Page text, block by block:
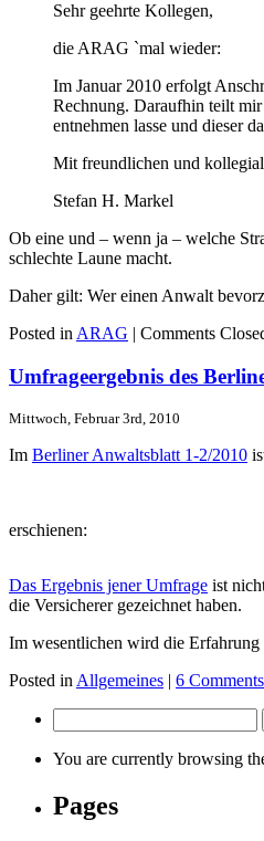
Sehr geehrte Kollegen,
die ARAG `mal wieder:
Im Januar 2010 erfolgt
Rechnung. Daraufhin teilt
entnehmen lasse und dieser
Mit freundlichen und
Stefan H. Markel
Ob eine und – wenn ja – welche
schlechte Laune macht.
Daher gilt: Wer einen Anwalt
Posted in ARAG | Comments
Umfrageergebnis des
Mittwoch, Februar 3rd, 2010
Im Berliner Anwaltsblatt 1-2/2010
erschienen:
Das Ergebnis jener Umfrage ist
die Versicherer gezeichnet haben.
Im wesentlichen wird die
Posted in Allgemeines | 6
nach:
You are currently browsing
Pages